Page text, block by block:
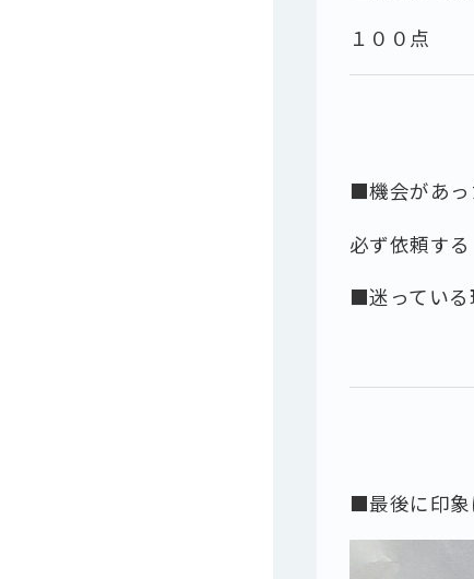
１００点
■機会があっ
必ず依頼する
■迷っている
■最後に印象